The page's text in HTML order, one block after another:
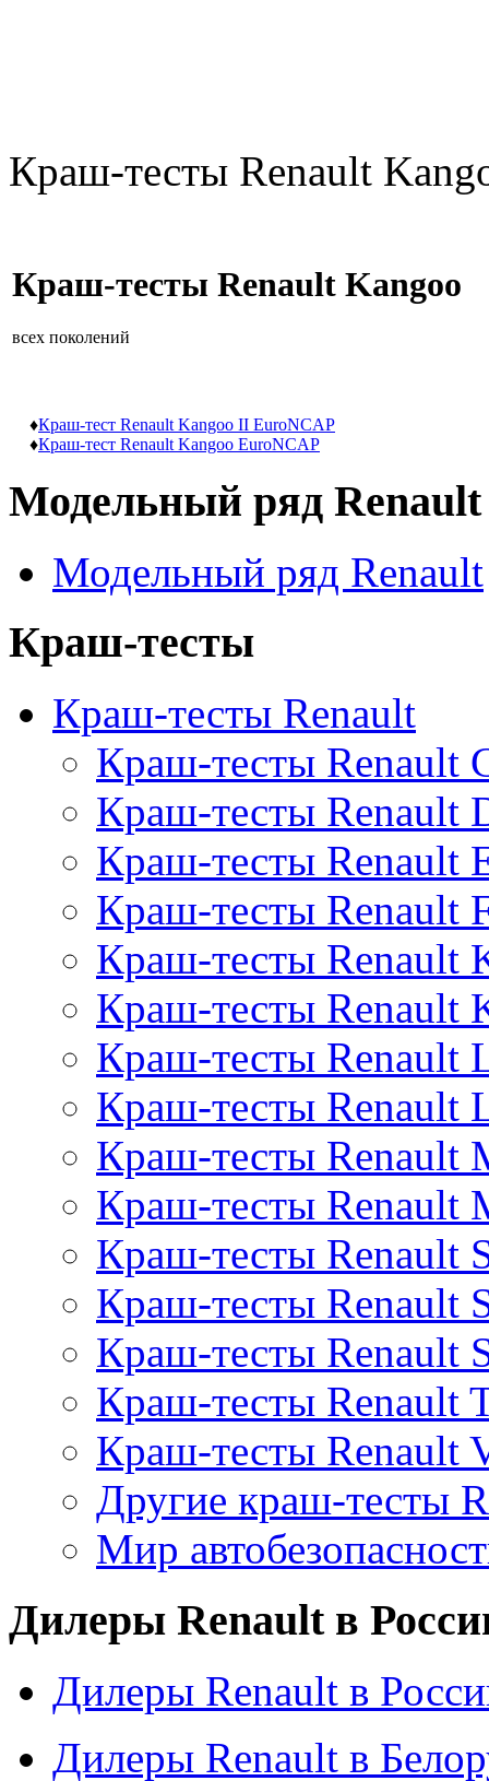
Краш-тесты Renault
Краш-тесты Renault Kangoo
всех поколений
♦Краш-тест Renault Kangoo II EuroNCAP
♦Краш-тест Renault Kangoo EuroNCAP
Модельный ряд Renault
Модельный ряд Renault
Краш-тесты
Краш-тесты Renault
Краш-тесты Renault
Краш-тесты Renault
Краш-тесты Renault
Краш-тесты Renault
Краш-тесты Renault
Краш-тесты Renault
Краш-тесты Renault
Краш-тесты Renault
Краш-тесты Renault
Краш-тесты Renault
Краш-тесты Renault
Краш-тесты Renault
Краш-тесты Renault
Краш-тесты Renault
Краш-тесты Renault
Другие краш-тесты
Мир
Дилеры Renault в
Дилеры Renault в
Дилеры Renault в